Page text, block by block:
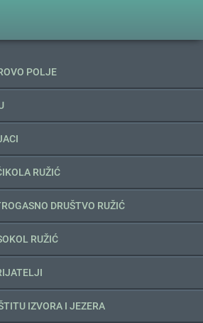
POLJE
RUŽIĆ
DRUŠTVO RUŽIĆ
RUŽIĆ
IZVORA I JEZERA